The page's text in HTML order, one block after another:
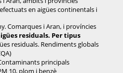
en aigües continentals i
Comarques i Aran, i províncies
residuals. Per tipus
residuals. Rendiments globals
principals
10, plom i benzè